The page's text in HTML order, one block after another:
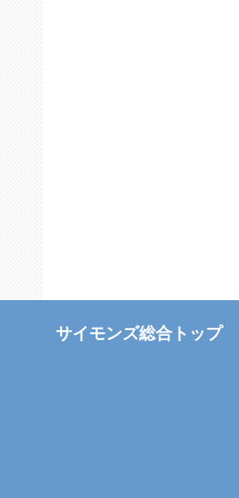
サイモンズ総合トップ